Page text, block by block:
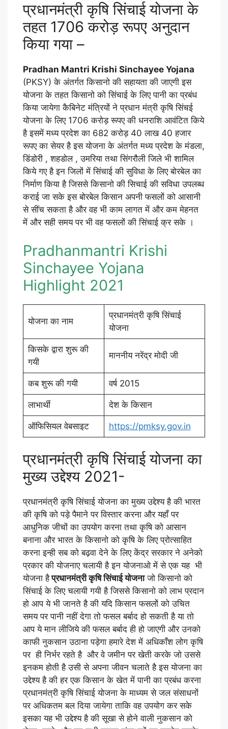
प्रधानमंत्री कृषि सिंचाई योजना के
तहत 1706 करोड़ रूपए अनुदान
किया गया –
Pradhan Mantri Krishi Sinchayee Yojana
(PKSY) के अंतर्गत किसानो की सहायता की जाएगी इस
योजना के तहत किसानो को सिंचाई के लिए पानी का प्रबंध
किया जायेगा कैबिनेट मंत्रियों ने प्रधान मंत्री कृषि सिंचई
योजना के लिए 1706 करोड़ रूपए की धनराशि आवंटित किये
है इसमें मध्य प्रदेश का 682 करोड़ 40 लाख 40 हजार
रूपए का सेयर है इस योजना के अंतर्गत मध्य प्रदेश के मंडला,
डिंडोरी , शहडोल , उमरिया तथा सिंगरौली जिले भी शामिल
कियेगए है इन जिलों में सिंचाई की सुविधा के लिए बोरबेल का
निर्माण किया है जिससे किसानो की सिचाई की सविधा उपलब्ध
कराई जा सके इस बोरबेल किसान अपनी फसलों को आसानी
से सींच सकता है और वह भी काम लागत में और कम मेहनत
में और सही समय पर भी वह फसलों की सिंचाई क्र सके ।
Pradhanmantri Krishi
Sinchayee Yojana
Highlight 2021
योजना का नाम
प्रधानमंत्री कृषि सिंचाई
योजना
किसके द्वारा शुरू की
गयी
माननीय नरेंद्र मोदी जी
कब शुरू की गयी वर्ष 2015
लाभार्थी देश के किसान
ऑफिसियल वेबसाइट https://pmksy.gov.in
प्रधानमंत्री कृषि सिंचाई योजना का
मुख्य उद्देश्य 2021-
प्रधानमंत्री कृषि सिंचाई योजना का मुख्य उद्देश्य है की भारत
की कृषि को पड़े पैमाने पर विस्तार करना और यहाँ पर
आधुनिक जीचों का उपयोग करना तथा कृषि को आसान
बनाना और भारत के किसानो को कृषि के लिए प्रोत्साहित
करना इन्ही सब को बढ़वा देने के लिए केंद्र सरकार ने अनेको
प्रकार की योजनाए चलायी है इन योजनाओ में से एक यह भी
योजना हैप्रधानमंत्री कृषि सिंचाई योजनाजो किसानो को
सिंचाई के लिए चलायी गयी है जिससे किसानो को लाभ प्रदान
हो आप ये भी जानते है की यदि किसान फसलों को उचित
समय पर पानी नहीं देगा तो फसल बर्बाद हो सकती है या तो
आप ये मान लीजिये की फसल बर्बाद ही हो जाएगी और उनको
काफी नुकसान उठाना पड़ेगा हमारे देश में अधिकाँश लोग कृषि
पर ही निर्भर रहते है और वे जमीन पर खेती करके जो उससे
इनकम होती है उसी से अपना जीवन चलाते है इस योजना का
उद्देश्य है की हर एक किसान के खेत में पानी का प्रबंध करना
प्रधानमंत्री कृषि सिंचाई योजना के माध्यम से जल संसाधनों
पर अधिकतम बल दिया जायेगा ताकि वह उपयोग कर सके
इसका यह भी उद्देश्य है की सूखा से होने वाली नुकसान को